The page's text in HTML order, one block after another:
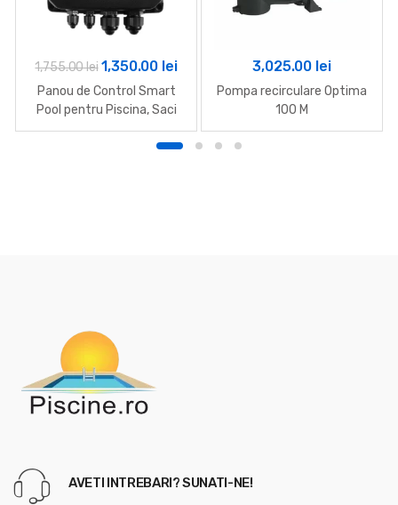
1,755.00lei Prețul
inițial
a
fost:
1,755.00 lei.
1,350.00 leiPrețul
curent
1,350.00 lei.
Panou de Control Smart
Pool pentru Piscina, Saci
Pumps
3,025.00 lei
Pompa recirculare Optima
100 M
AVETI INTREBARI? SUNATI-NE!